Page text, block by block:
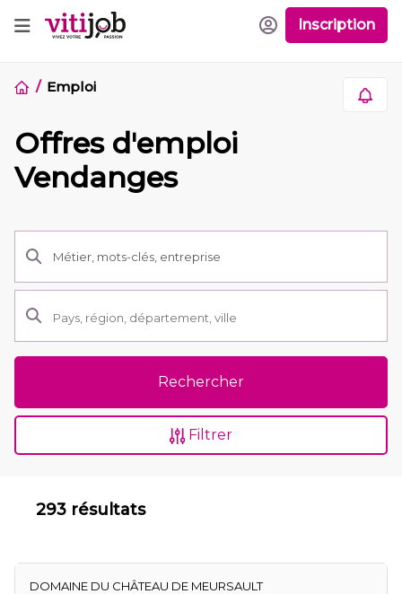
Inscription
Emploi
Offres d'emploi
Vendanges
Rechercher
Filtrer
293 résultats
DOMAINE DU CHÂTEAU DE MEURSAULT